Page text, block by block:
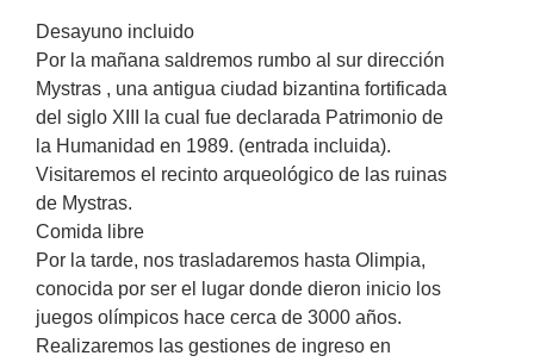
Desayuno incluido
Por la mañana saldremos rumbo al sur dirección
Mystras , una antigua ciudad bizantina fortificada
del siglo XIII la cual fue declarada Patrimonio de
la Humanidad en 1989. (entrada incluida).
Visitaremos el recinto arqueológico de las ruinas
de Mystras.
Comida libre
Por la tarde, nos trasladaremos hasta Olimpia,
conocida por ser el lugar donde dieron inicio los
juegos olímpicos hace cerca de 3000 años.
Realizaremos las gestiones de ingreso en